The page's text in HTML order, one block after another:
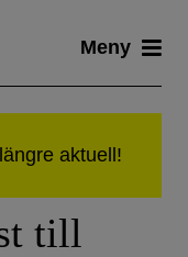
Meny
till